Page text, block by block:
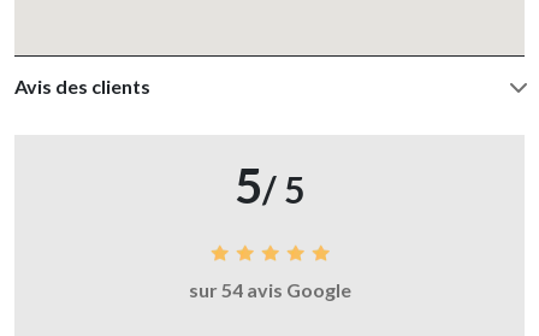
Avis des clients
5/ 5
sur 54 avis Google